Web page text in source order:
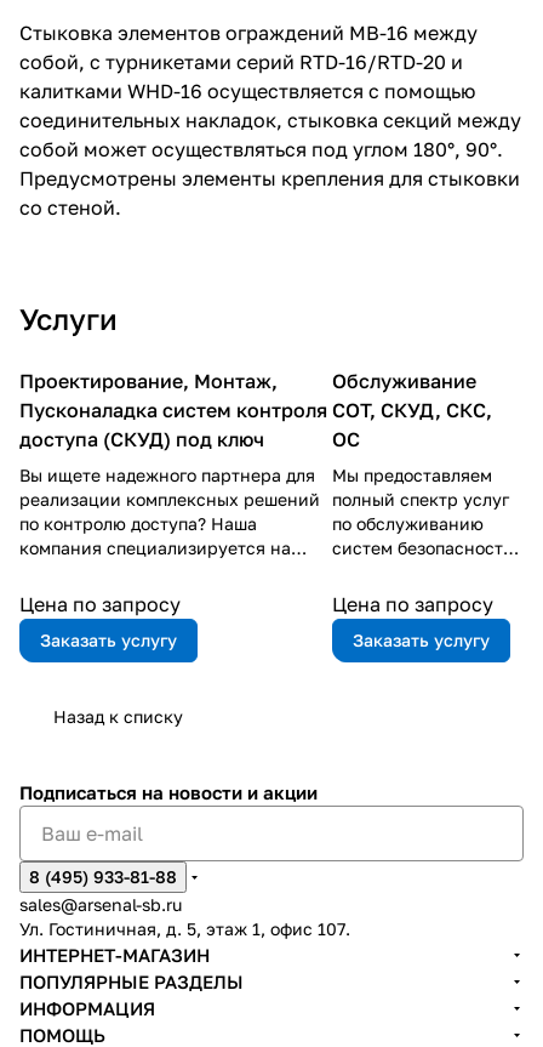
Стыковка элементов ограждений MB-16 между
собой, с турникетами серий RTD-16/RTD-20 и
калитками WHD-16 осуществляется с помощью
соединительных накладок, стыковка секций между
собой может осуществляться под углом 180°, 90°.
Предусмотрены элементы крепления для стыковки
со стеной.
Услуги
Проектирование, Монтаж,
Пусконаладка систем контроля
доступа (СКУД) под ключ
Вы ищете надежного партнера для
реализации комплексных решений
по контролю доступа? Наша
компания специализируется на
оборудования и монтаже всех
видов систем СКУД (систем
контроля управления доступом). Мы
обеспечиваем полный цикл работ –
готового решения заказчику.
Цена по запросу
Заказать услугу
Обслуживание
СОТ, СКУД, СКС,
ОС
Мы предоставляем
полный спектр услуг
по обслуживанию
систем безопасности
начиная от установки
и настройки
оборудования и
заканчивая
Цена по запросу
Заказать услугу
Назад к списку
Подписаться на новости и акции
8 (495) 933-81-88
sales@arsenal-sb.ru
Ул. Гостиничная, д. 5, этаж 1, офис 107.
ИНТЕРНЕТ-МАГАЗИН
ПОПУЛЯРНЫЕ РАЗДЕЛЫ
ИНФОРМАЦИЯ
ПОМОЩЬ